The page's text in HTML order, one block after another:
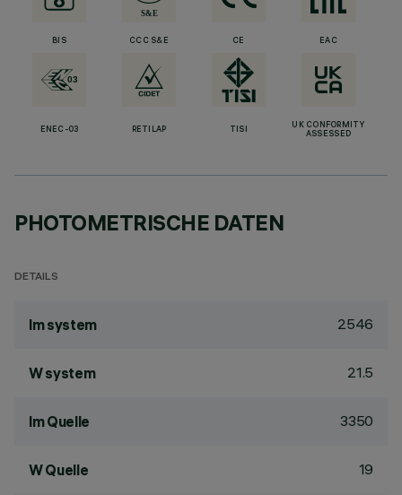
BIS CCC S&E CE EAC
ENEC-03 RETILAP TISI
UK CONFORMITY
ASSESSED
PHOTOMETRISCHE DATEN
DETAILS
lm system 2546
W system 21.5
lm Quelle 3350
W Quelle 19